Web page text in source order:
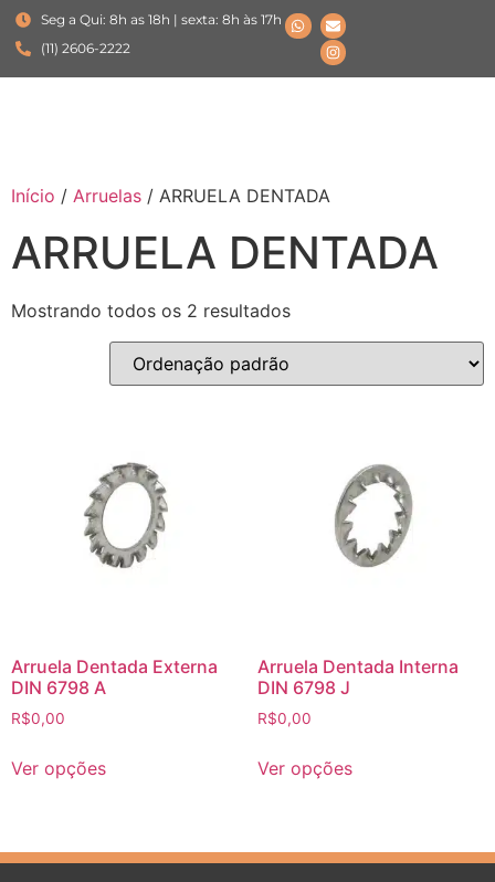
Seg a Qui: 8h as 18h | sexta: 8h às 17h
(11) 2606-2222
Início / Arruelas / ARRUELA DENTADA
ARRUELA DENTADA
Mostrando todos os 2 resultados
Arruela Dentada Externa
DIN 6798 A
R$0,00
Ver opções
Arruela Dentada Interna
DIN 6798 J
R$0,00
Ver opções